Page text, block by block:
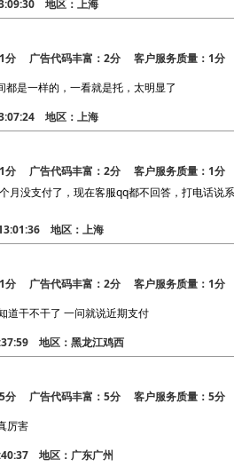
地区：上海
分 广告代码丰富：2分 客户服务质量：1分
是一样的，一看就是托，太明显了
地区：上海
分 广告代码丰富：2分 客户服务质量：1分
月没支付了，现在客服qq都不回答，打电话说
地区：上海
分 广告代码丰富：2分 客户服务质量：1分
道干不干了 一问就说近期支付
地区：黑龙江鸡西
分 广告代码丰富：5分 客户服务质量：5分
厉害
地区：广东广州